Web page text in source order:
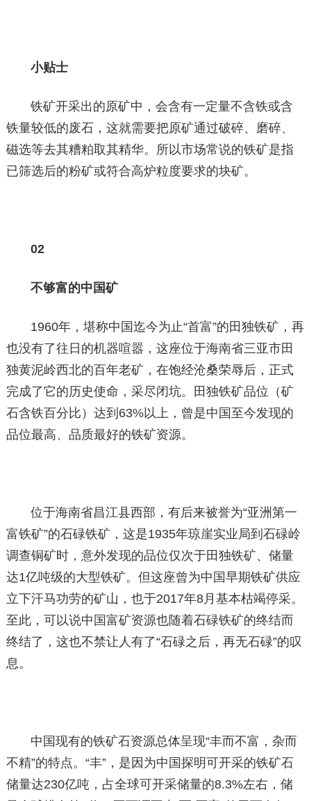
小贴士
铁矿开采出的原矿中，会含有一定量不含铁或含
铁量较低的废石，这就需要把原矿通过破碎、磨碎、
磁选等去其糟粕取其精华。所以市场常说的铁矿是指
已筛选后的粉矿或符合高炉粒度要求的块矿。
02
不够富的中国矿
1960年，堪称中国迄今为止“首富”的田独铁矿，再
也没有了往日的机器喧嚣，这座位于海南省三亚市田
独黄泥岭西北的百年老矿，在饱经沧桑荣辱后，正式
完成了它的历史使命，采尽闭坑。田独铁矿品位（矿
石含铁百分比）达到63%以上，曾是中国至今发现的
品位最高、品质最好的铁矿资源。
位于海南省昌江县西部，有后来被誉为“亚洲第一
富铁矿”的石碌铁矿，这是1935年琼崖实业局到石碌岭
调查铜矿时，意外发现的品位仅次于田独铁矿、储量
达1亿吨级的大型铁矿。但这座曾为中国早期铁矿供应
立下汗马功劳的矿山，也于2017年8月基本枯竭停采。
至此，可以说中国富矿资源也随着石碌铁矿的终结而
终结了，这也不禁让人有了“石碌之后，再无石碌”的叹
息。
中国现有的铁矿石资源总体呈现“丰而不富，杂而
不精”的特点。“丰”，是因为中国探明可开采的铁矿石
储量达230亿吨，占全球可开采储量的8.3%左右，储